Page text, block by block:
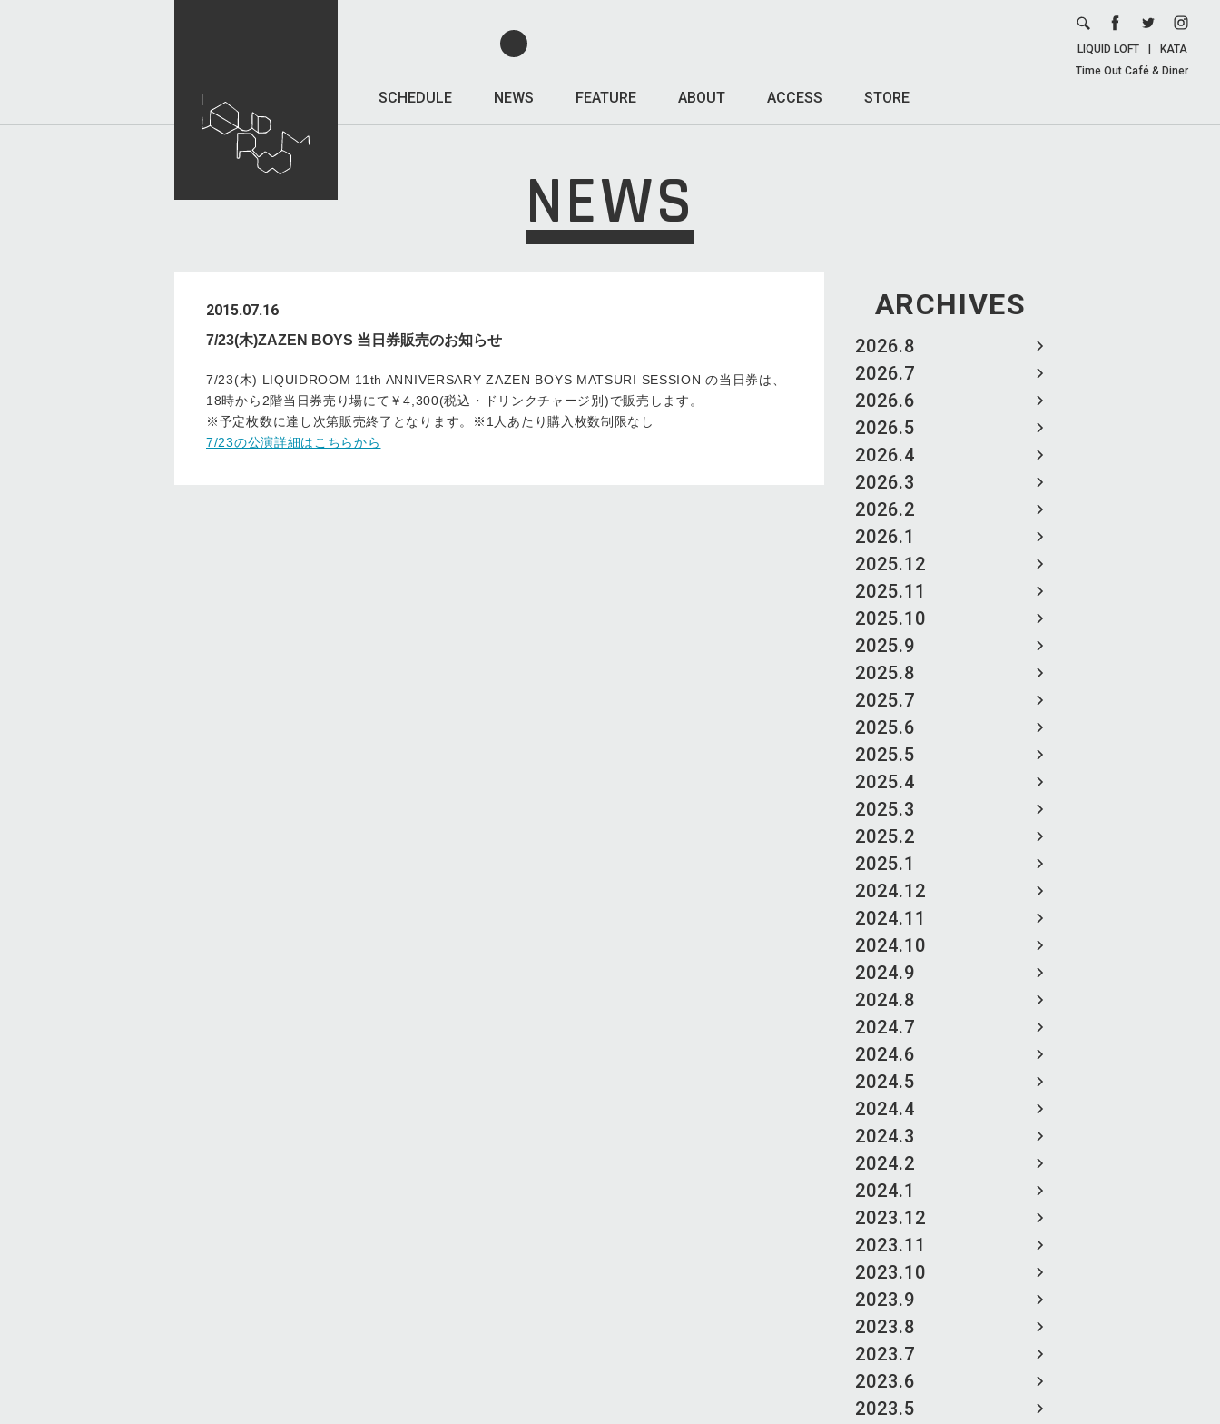
SCHEDULE NEWS FEATURE ABOUT ACCESS STORE
LIQUID LOFT
KATA
Time Out Café & Diner
NEWS
ARCHIVES
2026.8
2026.7
2026.6
2026.5
2026.4
2026.3
2026.2
2026.1
2025.12
2025.11
2025.10
2025.9
2025.8
2025.7
2025.6
2025.5
2025.4
2025.3
2025.2
2025.1
2024.12
2024.11
2024.10
2024.9
2024.8
2024.7
2024.6
2024.5
2024.4
2024.3
2024.2
2024.1
2023.12
2023.11
2023.10
2023.9
2023.8
2023.7
2023.6
2023.5
2015.07.16
7/23(木)ZAZEN BOYS 当日券販売のお知らせ
7/23(木) LIQUIDROOM 11th ANNIVERSARY ZAZEN BOYS MATSURI SESSION の当日券は、
18時から2階当日券売り場にて￥4,300(税込・ドリンクチャージ別)で販売します。
※予定枚数に達し次第販売終了となります。※1人あたり購入枚数制限なし
7/23の公演詳細はこちらから